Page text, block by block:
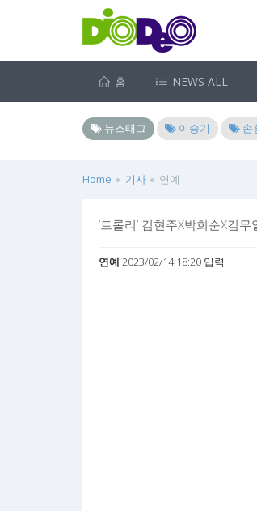
홈 NEWS ALL
뉴스태그 이승기 손
Home 기사 연예
‘트롤리’ 김현주X박희순X김
연예 2023/02/14 18:20 입력